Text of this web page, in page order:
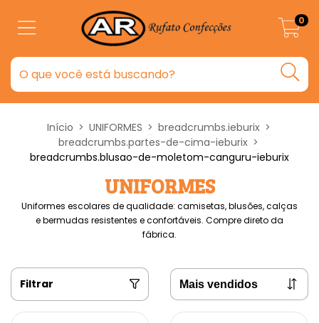
0
Início > UNIFORMES > breadcrumbs.ieburix >
breadcrumbs.partes-de-cima-ieburix >
breadcrumbs.blusao-de-moletom-canguru-ieburix
UNIFORMES
Uniformes escolares de qualidade: camisetas, blusões, calças
e bermudas resistentes e confortáveis. Compre direto da
fábrica.
Filtrar